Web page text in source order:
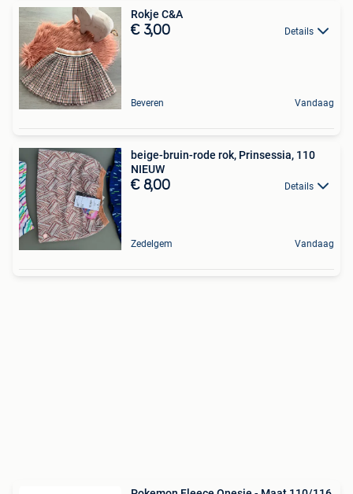
Rokje C&A
€ 3,00 Details
Beveren Vandaag
beige-bruin-rode rok, Prinsessia, 110
NIEUW
€ 8,00 Details
Zedelgem Vandaag